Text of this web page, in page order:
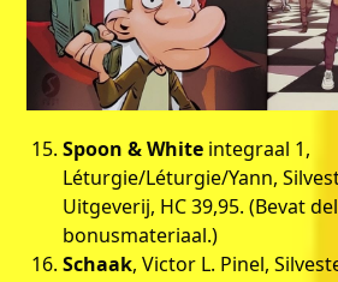
Spoon & White integraal 1,
Léturgie/Léturgie/Yann,
Uitgeverij, HC 39,95. (Bevat
bonusmateriaal.)
Schaak, Victor L. Pinel,